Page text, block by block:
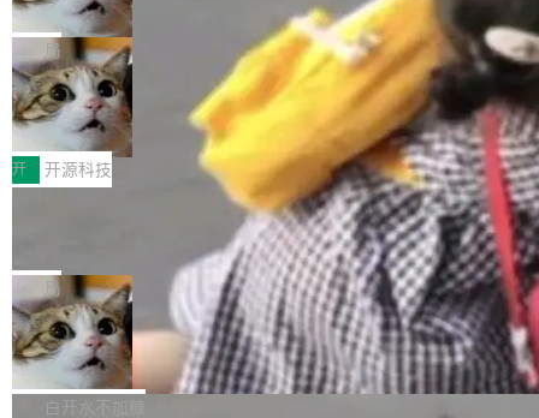
（<a href="https://bugzilla.mozilla.org/show_
bug.cgi?id=204...
orkers 跑了十年 Isolate。用 CEO Matthew Pri
nce 的话说：「我们一生都在用 Isolate 运行代
码，而 AI Agent 不需要容器，它们需要的是 Iso
late。」 容器为什么不合适 容器的问题在于启动
和销毁都太重了。一个 Agent 要执行的任务可能
只需要几毫秒的 CPU 时间，但容器从冷启动到
就绪要花数秒。如果未来有十...
诉讼，称“Apple is getting this wron
g”
上个月，苹果一纸诉状把 OpenAI 告上法庭，指
控其挖角苹果前员工并窃取商业秘密。苹果的诉
状把 OpenAI 描述成一个系统性地从前东家挖
人、套取机密信息的对手。 OpenAI 没发律师
函，也没选择庭外沉默。它在官网贴了一篇博
文，标题只有六个字：Apple is getting this wro
ng。 然后，它把邮件往来和 iMessage 聊天记
录全贴了出来。 他发错人了 苹果外部律师 Gabr
iel Gross 来自 Weil 律所，2 月 23 日下午 5:53
给 OpenAI 总法律顾问 Che Chang 发了封邮
件，附了一封长信，要求 OpenAI 配合调查前苹
果员工带走机密信...
局
HUAWEI MatePad Edge上架WorkBu
ddy鸿蒙PC版，说话就能干活的AI办公
搭子
全能AI工作台WorkBuddy鸿蒙PC版上架HUAWE
I MatePad Edge应用市场，直接下载即可使
用，与鸿蒙电脑上的体验一致。值得一提的是，
这是目前市面上唯一支持平板接入WorkBuddy P
C版的产品，搭载“人机双写”重磅功能——你写
你的，AI写AI的，同屏协作互不干扰。一句话让
AI帮你干活，现在开启全新体验！ 温馨提示：
体验WorkBuddy鸿蒙PC版前，请将 HUAWEI M
atePad Edge 升级至 HarmonyOS 6.1.0.135S
P9 patch03及以上版本。 *升级路径：设置 > 搜
开 开源科技
FFmpeg 9.0 发布：代号“Lei”，以此纪
全球知名开源多媒体框架 FFmpeg 今天正式发
布了 9.0 版本。这个版本除了带来新一代音视频
处理能力和硬件加速支持之外，还有一个特殊之
处：FFmpeg 9.0 的代号是“Lei”。 这个名字，
来自中国开发者雷霄骅（Lei Xiaohua）。 对于
很多中国音视频开发者而言，这个名字并不陌
局
亚马逊成本失控：AI 写代码烧掉 1215
万元，超预算 860%
外媒近日曝光了亚马逊的多份内部报告显示，AI
导致公司在多个项目上超支。《金融时报》报道
白开水不加糖